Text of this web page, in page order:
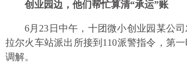
创业园边，他们帮忙算清“承运”账
6月23日中午，十团微小创业园某公
拉尔火车站派出所接到110派警指令，第
调解。